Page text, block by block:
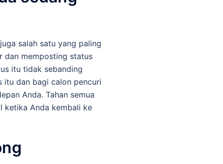
salah satu yang paling
dan memposting status
itu tidak sebanding
itu dan bagi calon pencuri
Anda. Tahan semua
ketika Anda kembali ke